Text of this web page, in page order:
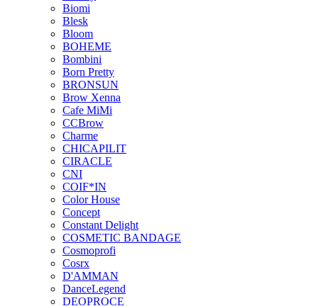
Biomi
Blesk
Bloom
BOHEME
Bombini
Born Pretty
BRONSUN
Brow Xenna
Cafe MiMi
CCBrow
Charme
CHICAPILIT
CIRACLE
CNI
COIF*IN
Color House
Concept
Constant Delight
COSMETIC BANDAGE
Cosmoprofi
Cosrx
D'AMMAN
DanceLegend
DEOPROCE